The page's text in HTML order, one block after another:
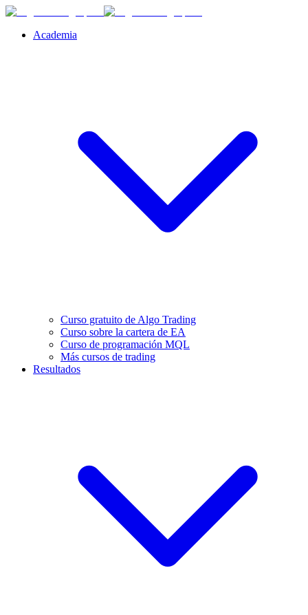
Academia
Curso gratuito de Algo Trading
Curso sobre la cartera de EA
Curso de programación MQL
Más cursos de trading
Resultados